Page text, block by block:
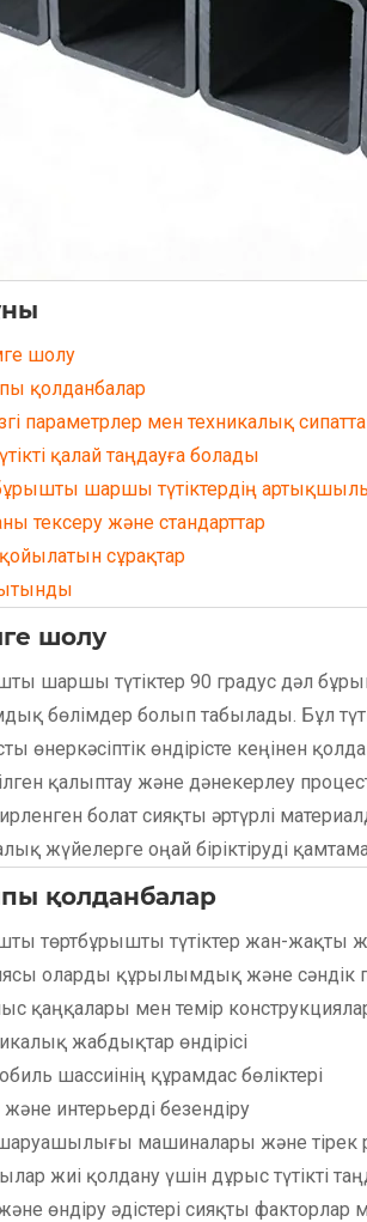
шолу
қолданбалар
параметрлер мен техникалық
қалай таңдауға болады
шаршы түтіктердің
тексеру және стандарттар
сұрақтар
шолу
шаршы түтіктер 90 градус дәл
бөлімдер болып табылады. Бұл
өнеркәсіптік өндірісте кеңінен
қалыптау және дәнекерлеу
болат сияқты әртүрлі
жүйелерге оңай біріктіруді
қолданбалар
төртбұрышты түтіктер жан-жақты
оларды құрылымдық және сәндік
қаңқалары мен темір
жабдықтар өндірісі
шассиінің құрамдас бөліктері
интерьерді безендіру
машиналары және тірек
жиі қолдану үшін дұрыс түтікті
өндіру әдістері сияқты